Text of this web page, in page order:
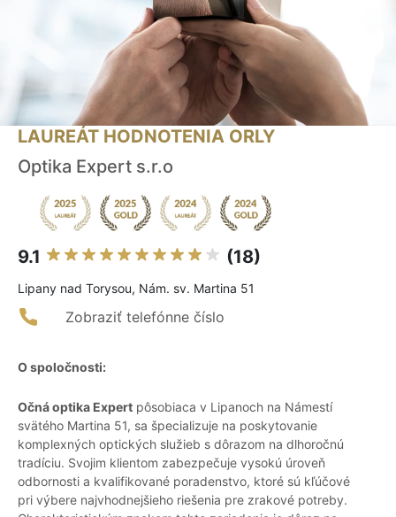
LAUREÁT HODNOTENIA ORLY
Optika Expert s.r.o
9.1 (18)
Lipany nad Torysou, Nám. sv. Martina 51
Zobraziť telefónne číslo
O spoločnosti:
Očná optika Expert pôsobiaca v Lipanoch na Námestí
svätého Martina 51, sa špecializuje na poskytovanie
komplexných optických služieb s dôrazom na dlhoročnú
tradíciu. Svojim klientom zabezpečuje vysokú úroveň
odbornosti a kvalifikované poradenstvo, ktoré sú kľúčové
pri výbere najvhodnejšieho riešenia pre zrakové potreby.